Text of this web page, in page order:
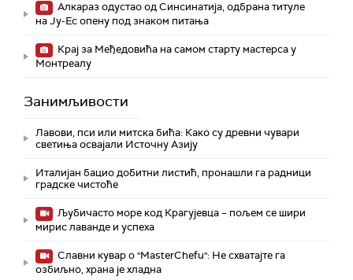
Алкараз одустао од Синсинатија, одбрана титуле
на Ју-Ес опену под знаком питања
Крај за Међедовића на самом старту мастерса у
Монтреалу
Занимљивости
Лавови, пси или митска бића: Како су древни чувари
светиња освајали Источну Азију
Италијан бацио добитни листић, пронашли га радници
градске чистоће
Љубичасто море код Крагујевца – пољем се шири
мирис лаванде и успеха
Славни кувар о "MasterChefu": Не схватајте га
озбиљно, храна је хладна